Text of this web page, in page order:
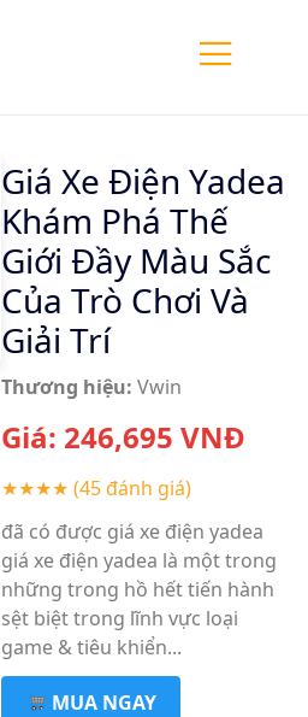
Giá Xe Điện Yadea
Khám Phá Thế
Giới Đầy Màu Sắc
Của Trò Chơi Và
Giải Trí
Thương hiệu: Vwin
Giá: 246,695 VNĐ
★★★★ (45 đánh giá)
đã có được giá xe điện yadea
giá xe điện yadea là một trong
những trong hồ hết tiến hành
sệt biệt trong lĩnh vực loại
game & tiêu khiển...
MUA NGAY